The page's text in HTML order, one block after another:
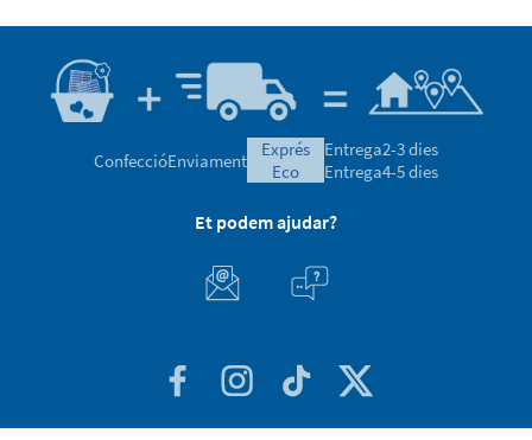
ConfeccióEnviament
exprés
eco
Entrega2-3 dies
Entrega4-5 dies
Et podem ajudar?